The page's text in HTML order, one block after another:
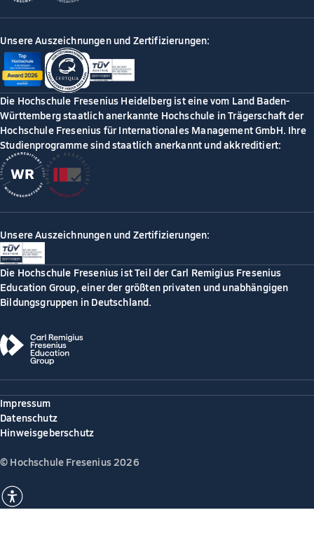
Unsere Auszeichnungen und Zertifizierungen:
Die Hochschule Fresenius Heidelberg ist eine vom Land Baden-
Württemberg staatlich anerkannte Hochschule in Trägerschaft der
Hochschule Fresenius für Internationales Management GmbH. Ihre
Studienprogramme sind staatlich anerkannt und akkreditiert:
Unsere Auszeichnungen und Zertifizierungen:
Die Hochschule Fresenius ist Teil der Carl Remigius Fresenius
Education Group, einer der größten privaten und unabhängigen
Bildungsgruppen in Deutschland.
Impressum
Datenschutz
Hinweisgeberschutz
© Hochschule Fresenius 2026